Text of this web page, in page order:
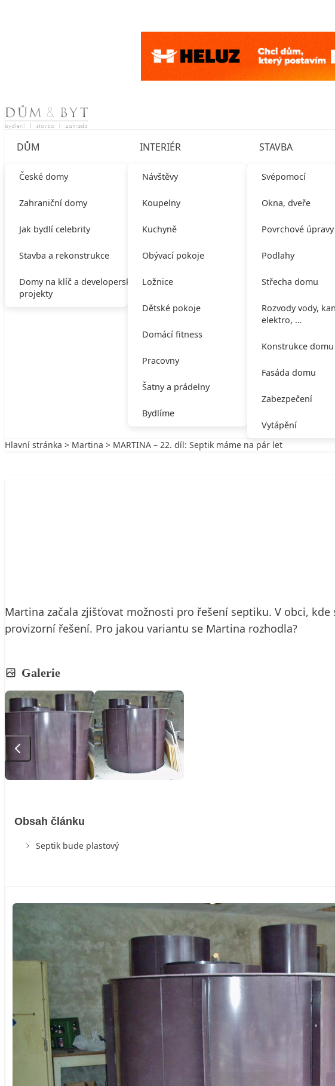
Skip to content
DŮM
České domy
Zahraniční domy
Jak bydlí celebrity
Stavba a rekonstrukce
Domy na klíč a developerské
projekty
INTERIÉR
Návštěvy
Koupelny
Kuchyně
Obývací pokoje
Ložnice
Dětské pokoje
Domácí fitness
Pracovny
Šatny a prádelny
Bydlíme
STAVBA
Svépomocí
Okna, dveře
Povrchové úpravy
Podlahy
Střecha domu
Rozvody vody,
elektro, …
Konstrukce domu
Fasáda domu
Zabezpečení
Vytápění
Hlavní stránka > Martina > MARTINA – 22. díl: Septik máme na pár let
Martina začala zjišťovat možnosti pro řešení septiku. V obci,
provizorní řešení. Pro jakou variantu se Martina rozhodla?
Galerie
Obsah článku
Septik bude plastový